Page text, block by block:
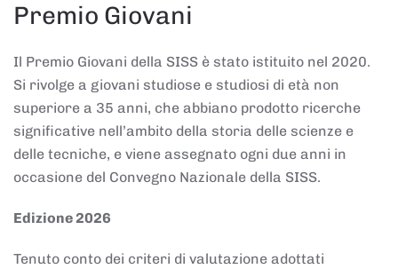
Premio Giovani
Il Premio Giovani della SISS è stato istituito nel 2020.
Si rivolge a giovani studiose e studiosi di età non
superiore a 35 anni, che abbiano prodotto ricerche
significative nell’ambito della storia delle scienze e
delle tecniche, e viene assegnato ogni due anni in
occasione del Convegno Nazionale della SISS.
Edizione 2026
Tenuto conto dei criteri di valutazione adottati